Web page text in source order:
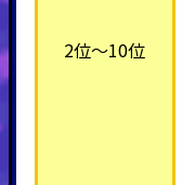
2位～10位